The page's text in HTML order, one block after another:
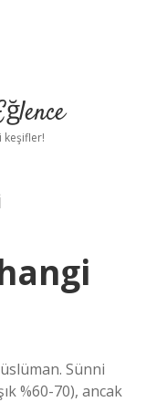
keşifler!
Sünni
%60-70), ancak